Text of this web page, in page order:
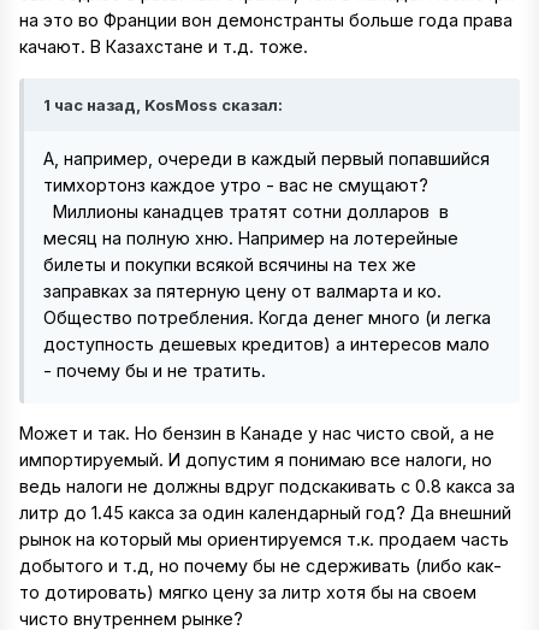
на это во Франции вон демонстранты больше года права
качают. В Казахстане и т.д. тоже.
1 час назад, KosMoss сказал:
А, например, очереди в каждый первый попавшийся
тимхортонз каждое утро - вас не смущают?
Миллионы канадцев тратят сотни долларов в
месяц на полную хню. Например на лотерейные
билеты и покупки всякой всячины на тех же
заправках за пятерную цену от валмарта и ко.
Общество потребления. Когда денег много (и легка
доступность дешевых кредитов) а интересов мало
- почему бы и не тратить.
Может и так. Но бензин в Канаде у нас чисто свой, а не
импортируемый. И допустим я понимаю все налоги, но
ведь налоги не должны вдруг подскакивать с 0.8 какса за
литр до 1.45 какса за один календарный год? Да внешний
рынок на который мы ориентируемся т.к. продаем часть
добытого и т.д, но почему бы не сдерживать (либо как-
то дотировать) мягко цену за литр хотя бы на своем
чисто внутреннем рынке?